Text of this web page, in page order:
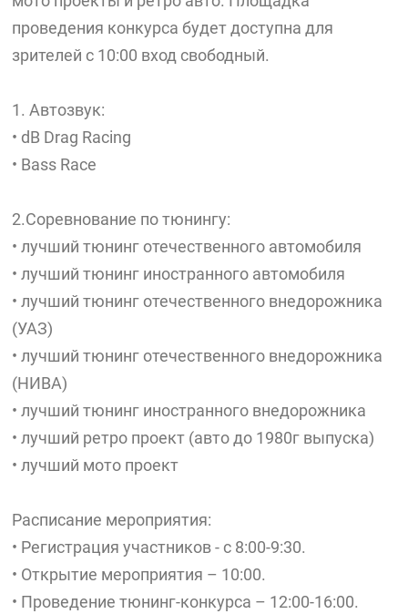
проведения конкурса будет доступна для
зрителей с 10:00 вход свободный.
1. Автозвук:
• dB Drag Racing
• Bass Race
2.Соревнование по тюнингу:
• лучший тюнинг отечественного автомобиля
• лучший тюнинг иностранного автомобиля
• лучший тюнинг отечественного внедорожника
(УАЗ)
• лучший тюнинг отечественного внедорожника
(НИВА)
• лучший тюнинг иностранного внедорожника
• лучший ретро проект (авто до 1980г выпуска)
• лучший мото проект
Расписание мероприятия:
• Регистрация участников - с 8:00-9:30.
• Открытие мероприятия – 10:00.
• Проведение тюнинг-конкурса – 12:00-16:00.